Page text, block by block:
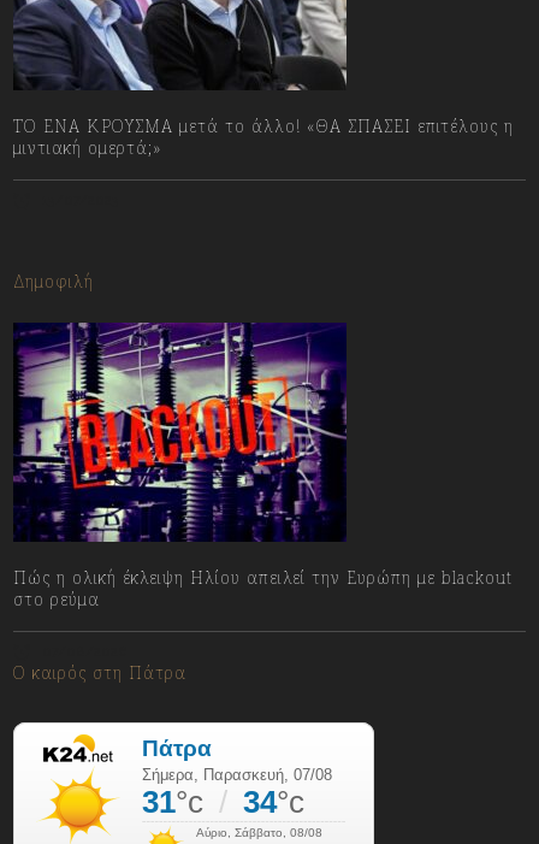
ΤΟ ΕΝΑ ΚΡΟΥΣΜΑ μετά το άλλο! «ΘΑ ΣΠΑΣΕΙ επιτέλους η
μιντιακή ομερτά;»
Δημοφιλή
Πώς η ολική έκλειψη Ηλίου απειλεί την Ευρώπη με blackout
στο ρεύμα
Ο καιρός στη Πάτρα